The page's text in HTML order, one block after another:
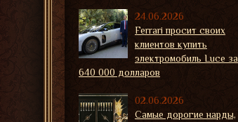
24.06.2026
Ferrari просит своих
клиентов купить
электромобиль Luce за
640 000 долларов
02.06.2026
Самые дорогие нарды,